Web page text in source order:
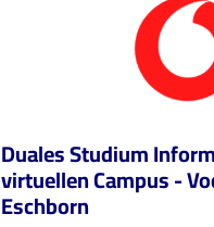
Duales Studium
virtuellen Campus -
Eschborn